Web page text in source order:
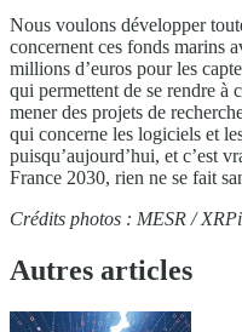
Nous voulons développer
concernent ces fonds marins
millions d’euros pour les
qui permettent de se rendre à
mener des projets de
qui concerne les logiciels et
puisqu’aujourd’hui, et c’est
France 2030, rien ne se fait
Crédits photos : MESR /
Autres articles